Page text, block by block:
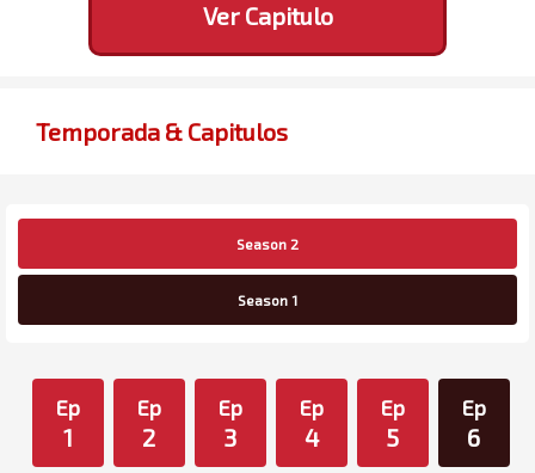
Ver Capitulo
Temporada & Capitulos
Season 2
Season 1
Ep
1
Ep
2
Ep
3
Ep
4
Ep
5
Ep
6